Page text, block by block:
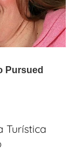
Turística